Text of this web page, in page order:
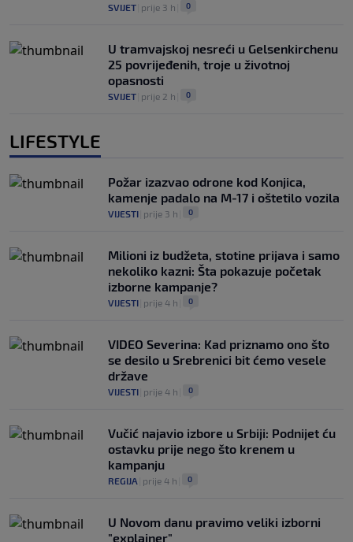
SVIJET prije 3 h 0
U tramvajskoj nesreći u Gelsenkirchenu
25 povrijeđenih, troje u životnoj
opasnosti
SVIJET prije 2 h 0
LIFESTYLE
Požar izazvao odrone kod Konjica,
kamenje padalo na M-17 i oštetilo vozila
VIJESTI prije 3 h 0
Milioni iz budžeta, stotine prijava i samo
nekoliko kazni: Šta pokazuje početak
izborne kampanje?
VIJESTI prije 4 h 0
VIDEO Severina: Kad priznamo ono što
se desilo u Srebrenici bit ćemo vesele
države
VIJESTI prije 4 h 0
Vučić najavio izbore u Srbiji: Podnijet ću
ostavku prije nego što krenem u
kampanju
REGIJA prije 4 h 0
U Novom danu pravimo veliki izborni
"explainer"